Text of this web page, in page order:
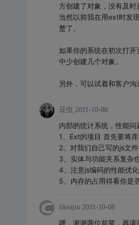
方创建了对象，没有及时
当然以前我在用ext时发
楚了。
如果你的系统在初次打
中少创建几个对象。
另外，可以试着和客户沟
豆虫 2011-10-08
内部的统计系统，性能
1、Ext的项目 首先要将
2、对我们自己写的js文
3、实体与功能关系复杂
4、注意js编码的性能优化
5、内存的占用得看你是
likeajin 2011-10-08
嗯，谢谢两位前辈，再